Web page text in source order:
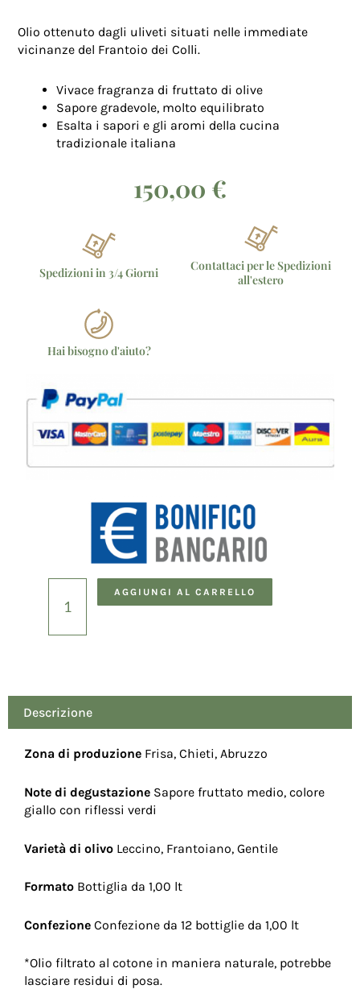
Olio ottenuto dagli uliveti situati nelle immediate
vicinanze del Frantoio dei Colli.
Vivace fragranza di fruttato di olive
Sapore gradevole, molto equilibrato
Esalta i sapori e gli aromi della cucina
tradizionale italiana
150,00 €
Spedizioni in 3/4 Giorni
Contattaci per le Spedizioni
all'estero
Hai bisogno d'aiuto?
lt
Confezione
da
quantità
AGGIUNGI AL CARRELLO
Descrizione
Zona di produzione Frisa, Chieti, Abruzzo
Note di degustazione Sapore fruttato medio, colore
giallo con riflessi verdi
Varietà di olivo Leccino, Frantoiano, Gentile
Formato Bottiglia da 1,00 lt
Confezione Confezione da 12 bottiglie da 1,00 lt
*Olio filtrato al cotone in maniera naturale, potrebbe
lasciare residui di posa.